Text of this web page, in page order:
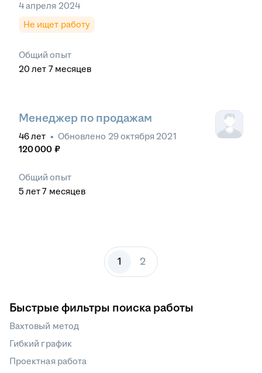
4 апреля 2024
Не ищет работу
Общий опыт
20 лет 7 месяцев
Менеджер по продажам
46лет • Обновлено 29 октября 2021
120 000 ₽
Общий опыт
5 лет 7 месяцев
1 2
Быстрые фильтры поиска работы
Вахтовый метод
Гибкий график
Проектная работа